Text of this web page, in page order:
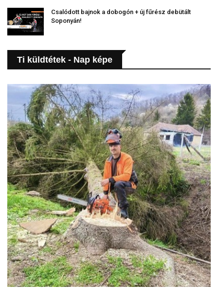
Csalódott bajnok a dobogón + új fűrész debütált
Soponyán!
Ti küldtétek - Nap képe